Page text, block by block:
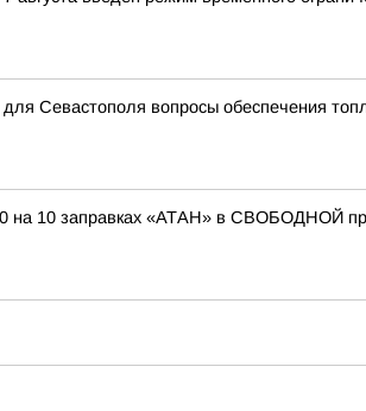
Севастополя вопросы обеспечения
на 10 заправках «АТАН» в СВОБОДНОЙ